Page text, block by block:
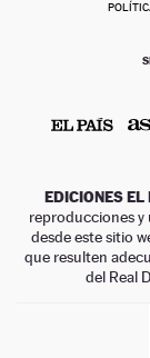
EDICIONES
reproducciones y
desde este sitio
que resulten
del Real